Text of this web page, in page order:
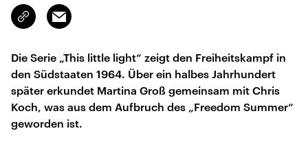
Link
kopieren/teilen
Email
Die Serie „This little light“ zeigt den Freiheitskampf in
den Südstaaten 1964. Über ein halbes Jahrhundert
später erkundet Martina Groß gemeinsam mit Chris
Koch, was aus dem Aufbruch des „Freedom Summer“
geworden ist.